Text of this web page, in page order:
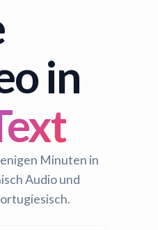
in
Minuten in
Audio und